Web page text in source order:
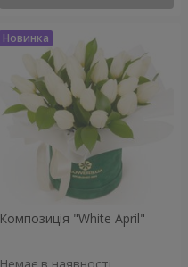
Композиція "White April"